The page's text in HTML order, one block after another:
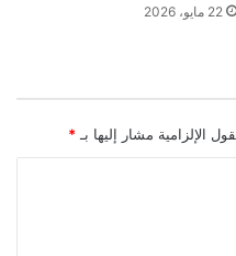
22 مايو، 2026
الإلزامية مشار إليها بـ *